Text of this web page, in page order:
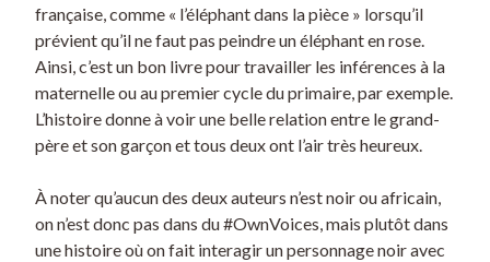
française, comme « l’éléphant dans la pièce » lorsqu’il
prévient qu’il ne faut pas peindre un éléphant en rose.
Ainsi, c’est un bon livre pour travailler les inférences à la
maternelle ou au premier cycle du primaire, par exemple.
L’histoire donne à voir une belle relation entre le grand-
père et son garçon et tous deux ont l’air très heureux.
À noter qu’aucun des deux auteurs n’est noir ou africain,
on n’est donc pas dans du #OwnVoices, mais plutôt dans
une histoire où on fait interagir un personnage noir avec